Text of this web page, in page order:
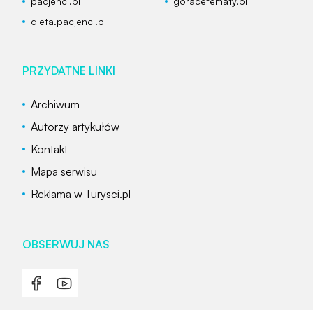
dieta.pacjenci.pl
PRZYDATNE LINKI
Archiwum
Autorzy artykułów
Kontakt
Mapa serwisu
Reklama w Turysci.pl
OBSERWUJ NAS